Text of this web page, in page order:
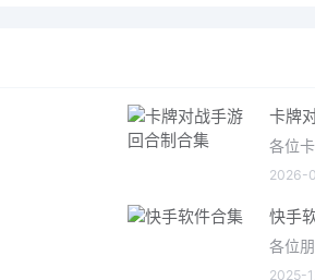
卡牌
各位
2026-
快手
各位
2025-